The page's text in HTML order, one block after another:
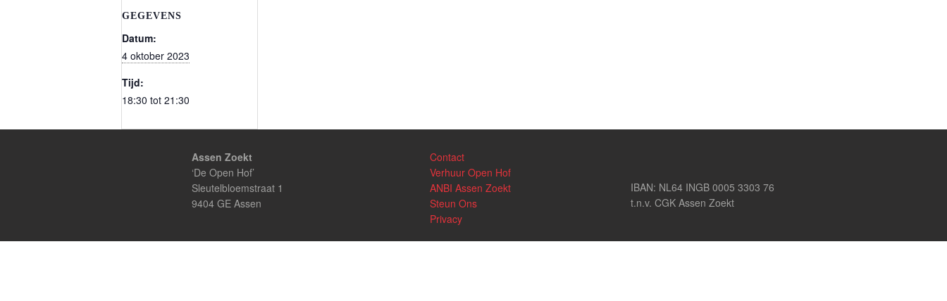
GEGEVENS
Datum:
4 oktober 2023
Tijd:
18:30 tot 21:30
Assen Zoekt
‘De Open Hof’
Sleutelbloemstraat 1
9404 GE Assen
Contact
Verhuur Open Hof
ANBI Assen Zoekt
Steun Ons
Privacy
IBAN: NL64 INGB 0005 3303 76
t.n.v. CGK Assen Zoekt